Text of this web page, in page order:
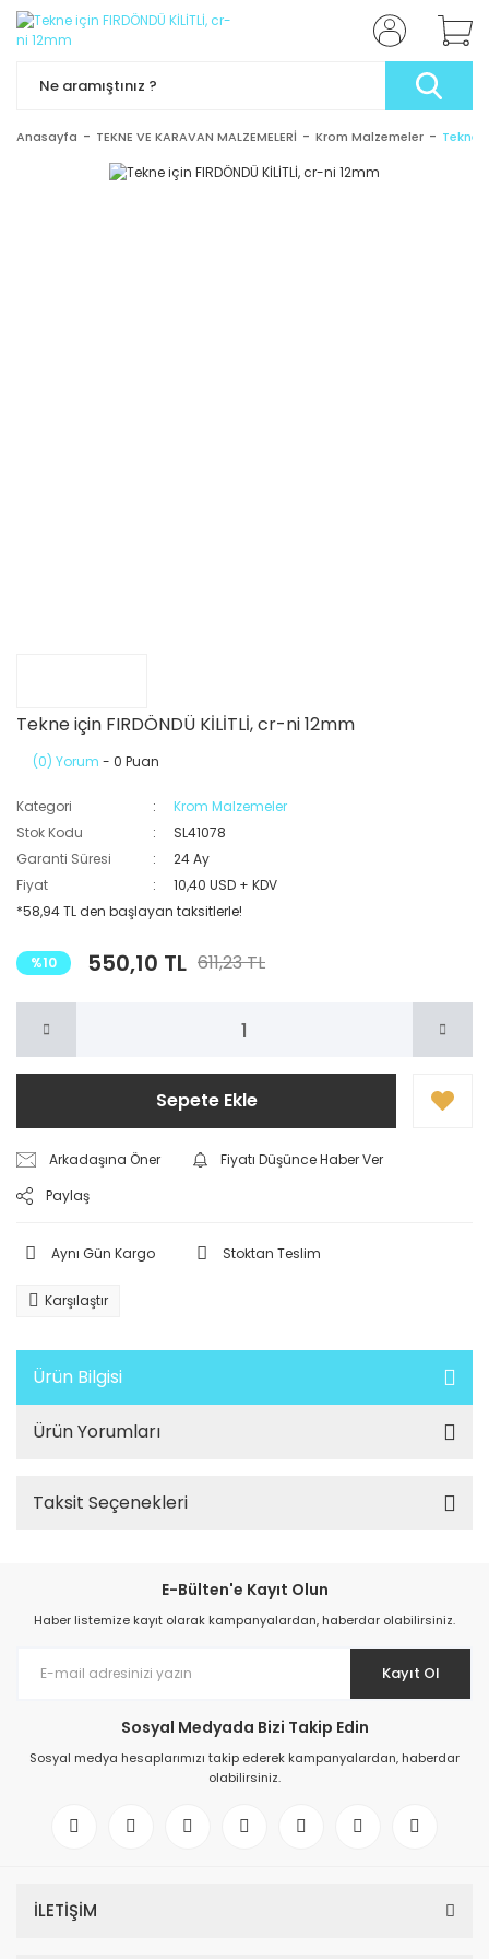
Anasayfa TEKNE VE KARAVAN MALZEMELERİ Krom Malzemeler Tekne
Tekne için FIRDÖNDÜ KİLİTLİ, cr-ni 12mm
(0) Yorum - 0 Puan
Kategori
Krom Malzemeler
Stok Kodu
SL41078
Garanti Süresi
24 Ay
Fiyat
10,40 USD + KDV
*58,94 TL den başlayan taksitlerle!
%10 550,10 TL 611,23 TL
Sepete Ekle
Arkadaşına Öner
Fiyatı Düşünce Haber Ver
Paylaş
Aynı Gün Kargo Stoktan Teslim
Karşılaştır
Ürün Bilgisi
Ürün Yorumları
Taksit Seçenekleri
E-Bülten'e Kayıt Olun
Haber listemize kayıt olarak kampanyalardan, haberdar olabilirsiniz.
Kayıt Ol
Sosyal Medyada Bizi Takip Edin
Sosyal medya hesaplarımızı takip ederek kampanyalardan, haberdar
olabilirsiniz.
İLETİŞİM